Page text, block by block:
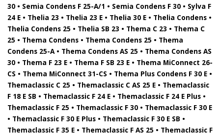
30 • Semia Condens F 25-A/1 • Semia Condens F 30 • Sylva F
24 E • Thelia 23 • Thelia 23 E • Thelia 30 E • Thelia Condens •
Thelia Condens 25 • Thelia SB 23 • Thema C 23 • Thema C
25 • Thema Condens • Thema Condens 25 • Thema
Condens 25-A • Thema Condens AS 25 • Thema Condens AS
30 • Thema F 23 E • Thema F SB 23 E • Thema MiConnect 26-
CS • Thema MiConnect 31-CS • Thema Plus Condens F 30 E •
Themaclassic C 25 • Themaclassic C AS 25 E • Themaclassic
F 18 E SB • Themaclassic F 24 E • Themaclassic F 24 E Plus •
Themaclassic F 25 • Themaclassic F 30 • Themaclassic F 30 E
• Themaclassic F 30 E Plus • Themaclassic F 30 E SB •
Themaclassic F 35 E • Themaclassic F AS 25 • Themaclassic F